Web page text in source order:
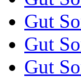
Gut
Gut
Gut